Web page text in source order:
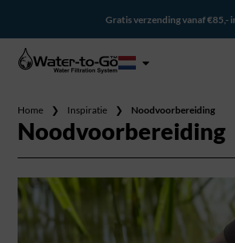
Gratis verzending vanaf €85,-
Home ❯ Inspiratie ❯ Noodvoorbereiding
Noodvoorbereiding